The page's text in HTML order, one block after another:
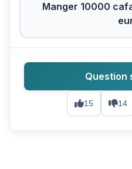
Manger 10000
15 14
Question